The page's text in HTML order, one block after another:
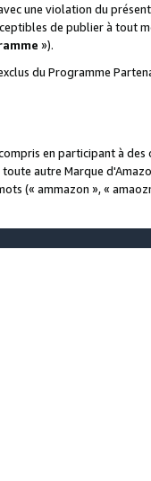
une violation du
de publier à tout
»).
du Programme
en participant à des
autre Marque
(« ammazon », «